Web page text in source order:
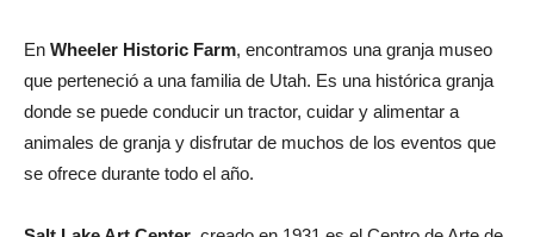
En Wheeler Historic Farm, encontramos una granja museo
que perteneció a una familia de Utah. Es una histórica granja
donde se puede conducir un tractor, cuidar y alimentar a
animales de granja y disfrutar de muchos de los eventos que
se ofrece durante todo el año.